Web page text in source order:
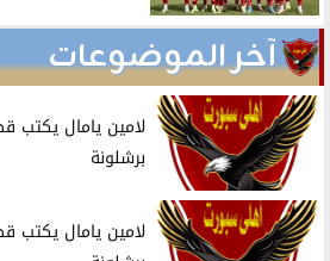
آخر الموضوعات
لامين يامال
برشلونة
لامين يامال